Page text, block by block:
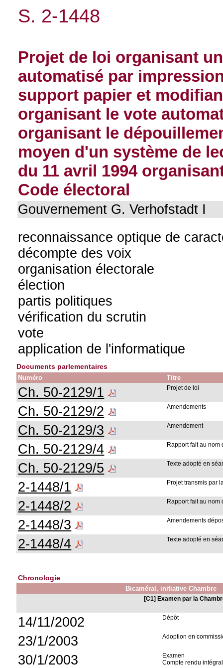
S. 2-1448
Projet de loi organisant
automatisé par
support papier et
organisant le vote
organisant le
moyen d'un système de
du 11 avril 1994
Code électoral
Gouvernement G. Verhofstadt I
reconnaissance optique de
décompte des voix
organisation électorale
élection
partis politiques
vérification du scrutin
vote
application de l'informatique
Documents parlementaires
Numéro Titre
Ch. 50-2129/1 Projet de loi
Ch. 50-2129/2 Amendements
Ch. 50-2129/3 Amendement
Ch. 50-2129/4 Rapport fait au nom
Ch. 50-2129/5 Texte adopté en
2-1448/1 Projet transmis par
2-1448/2 Rapport fait au nom
2-1448/3 Amendements
2-1448/4 Texte adopté en
Chronologie
Bicaméral, initiative Chambre
[C1] Examen par la
14/11/2002 Dépôt
23/1/2003 Adoption en
30/1/2003
Examen
Compte rendu